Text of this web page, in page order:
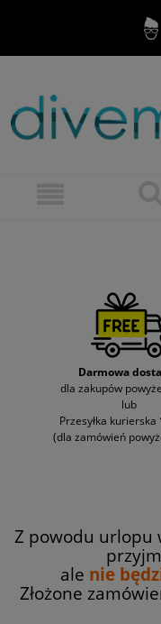
Darmowa
dla zakupów
lub
Przesyłka kurierska
(dla zamówień
Z powodu urlopu
ale nie
Złożone